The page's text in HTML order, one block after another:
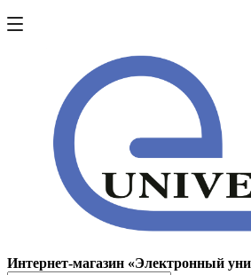
Интернет-магазин «Электронный